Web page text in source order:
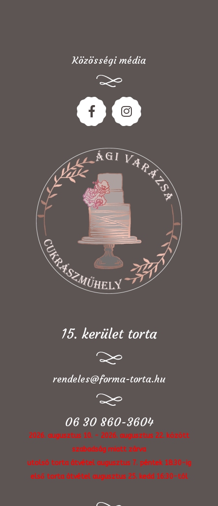
Közösségi média
15. kerület torta
rendeles@forma-torta.hu
06 30 860-3604
2026. augusztus 10. - 2026. augusztus 22. között
szabadság miatt zárva
utolsó torta átvétel augusztus 7. péntek 18:30-ig
első torta átvétel augusztus 25. kedd 16:30-tól